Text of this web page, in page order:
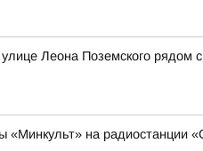
Леона Поземского рядом
«Минкульт» на радиостанции